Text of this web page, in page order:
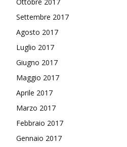
Settembre 2017
Agosto 2017
Luglio 2017
Giugno 2017
Maggio 2017
Aprile 2017
Marzo 2017
Febbraio 2017
Gennaio 2017